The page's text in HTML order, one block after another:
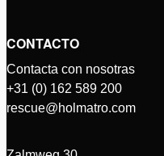
CONTACTO
Contacta con nosotras
+31 (0) 162 589 200
rescue@holmatro.com